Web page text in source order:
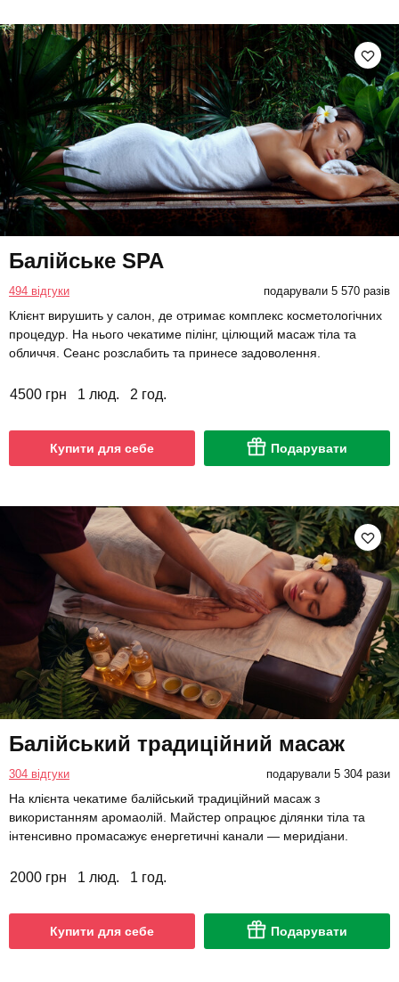
Балійське SPA
494 відгуки подарували 5 570 разів
Клієнт вирушить у салон, де отримає комплекс косметологічних
процедур. На нього чекатиме пілінг, цілющий масаж тіла та
обличчя. Сеанс розслабить та принесе задоволення.
4500 грн 1 люд. 2 год.
Купити для себе Подарувати
Балійський традиційний масаж
304 відгуки подарували 5 304 рази
На клієнта чекатиме балійський традиційний масаж з
використанням аромаолій. Майстер опрацює ділянки тіла та
інтенсивно промасажує енергетичні канали — меридіани.
2000 грн 1 люд. 1 год.
Купити для себе Подарувати